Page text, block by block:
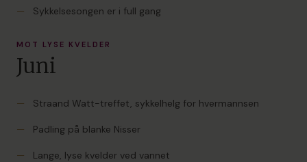
— Sykkelsesongen er i full gang
MOT LYSE KVELDER
Juni
— Straand Watt-treffet, sykkelhelg for hvermannsen
— Padling på blanke Nisser
— Lange, lyse kvelder ved vannet